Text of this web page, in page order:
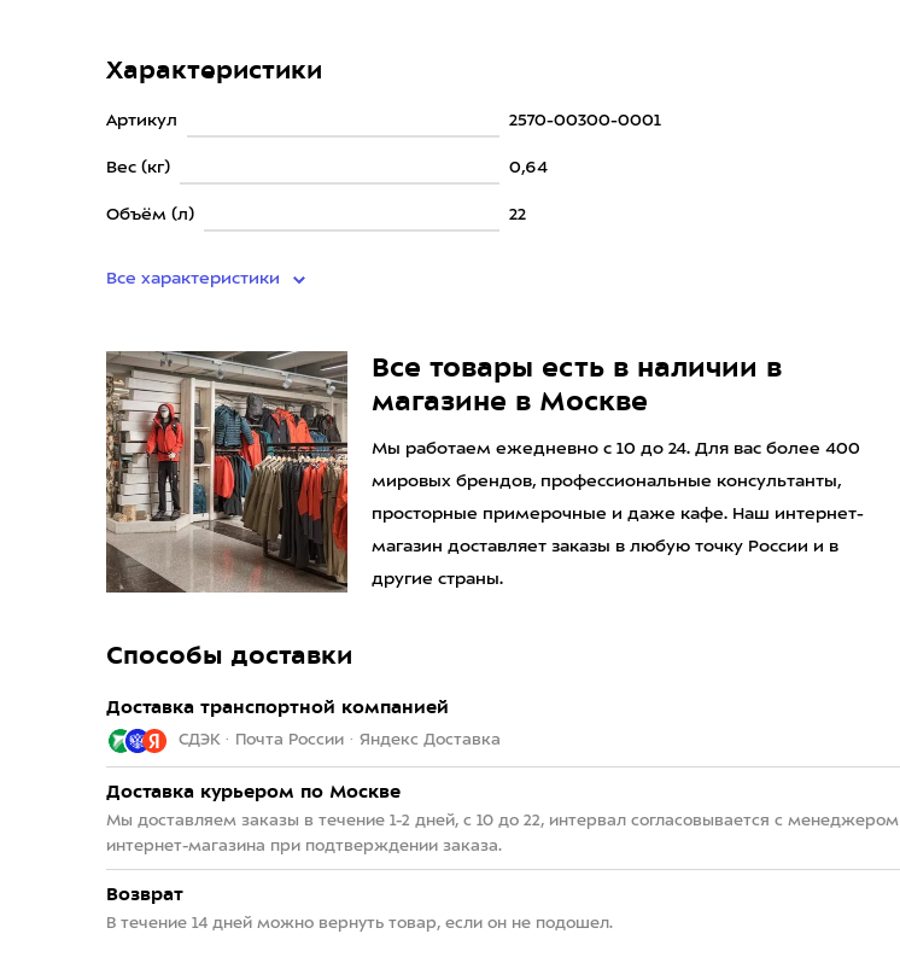
Характеристики
Артикул 2570-00300-0001
Вес (кг) 0,64
Объём (л) 22
Все характеристики
Все товары есть в наличии в
магазине в Москве
Мы работаем ежедневно с 10 до 24. Для вас более 400
мировых брендов, профессиональные консультанты,
просторные примерочные и даже кафе. Наш интернет-
магазин доставляет заказы в любую точку России и в
другие страны.
Способы доставки
Доставка транспортной компанией
СДЭК · Почта России · Яндекс Доставка
Доставка курьером по Москве
Мы доставляем заказы в течение 1-2 дней, с 10 до 22, интервал согласовывается с менеджером
интернет-магазина при подтверждении заказа.
Возврат
В течение 14 дней можно вернуть товар, если он не подошел.